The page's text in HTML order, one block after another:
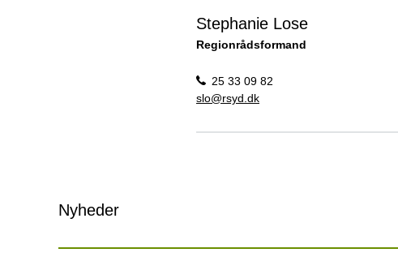
Stephanie Lose
Regionrådsformand
25 33 09 82
slo@rsyd.dk
Nyheder